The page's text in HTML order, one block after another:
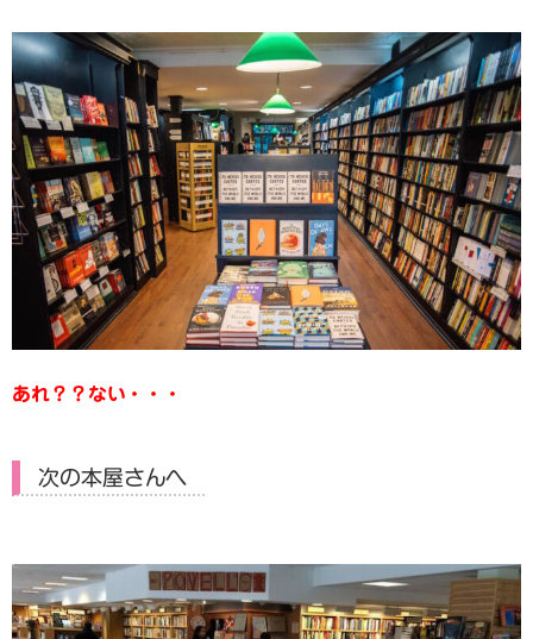
あれ？？ない・・・
次の本屋さんへ